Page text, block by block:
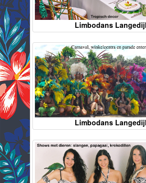
Limbodans
Limbodans